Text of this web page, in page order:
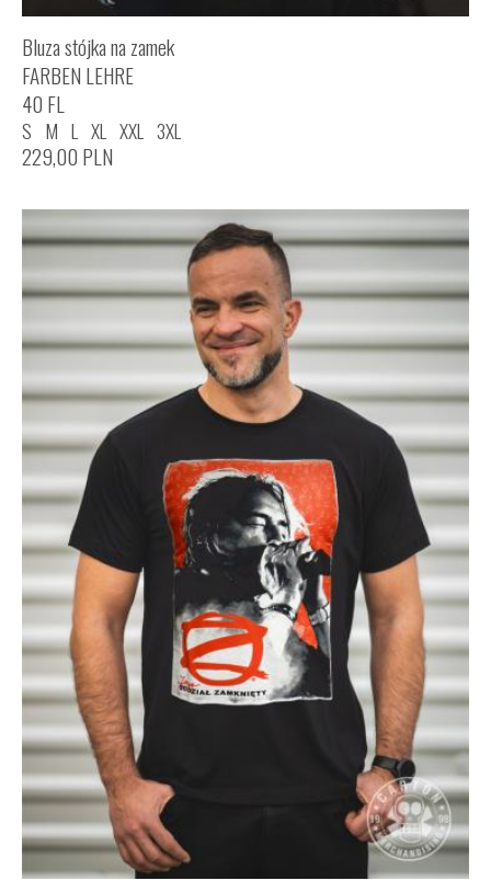
Bluza stójka na zamek
FARBEN LEHRE
40 FL
S M L XL XXL 3XL
229,00 PLN